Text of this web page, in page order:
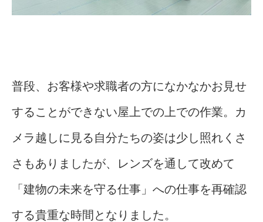
普段、お客様や求職者の方になかなかお見せ
することができない屋上での上での作業。カ
メラ越しに見る自分たちの姿は少し照れくさ
さもありましたが、レンズを通して改めて
「建物の未来を守る仕事」への仕事を再確認
する貴重な時間となりました。